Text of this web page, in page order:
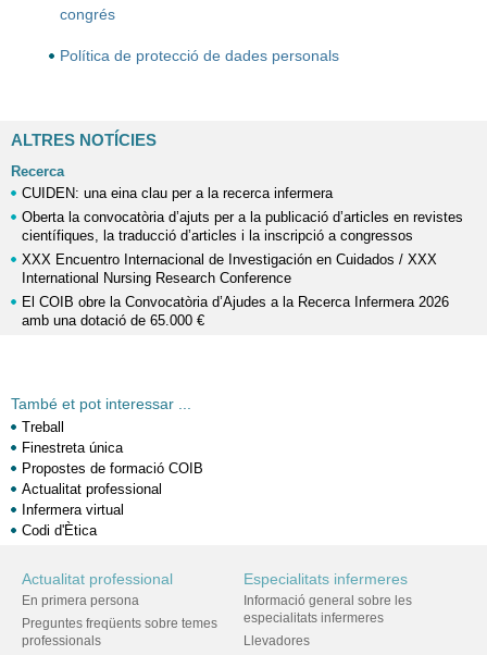
congrés
Política de protecció de dades personals
ALTRES NOTÍCIES
Recerca
CUIDEN: una eina clau per a la recerca infermera
Oberta la convocatòria d’ajuts per a la publicació d’articles en revistes
científiques, la traducció d’articles i la inscripció a congressos
XXX Encuentro Internacional de Investigación en Cuidados / XXX
International Nursing Research Conference
El COIB obre la Convocatòria d’Ajudes a la Recerca Infermera 2026
amb una dotació de 65.000 €
També et pot interessar ...
Treball
Finestreta única
Propostes de formació COIB
Actualitat professional
Infermera virtual
Codi d'Ètica
Actualitat professional
En primera persona
Preguntes freqüents sobre temes
professionals
Especialitats infermeres
Informació general sobre les
especialitats infermeres
Llevadores